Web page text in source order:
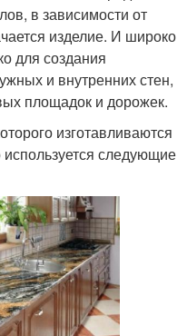
в зависимости от
изделие. И широко
для создания
и внутренних стен,
площадок и дорожек.
изготавливаются
следующие